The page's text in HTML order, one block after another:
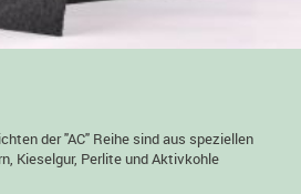
der "AC" Reihe sind aus speziellen
Kieselgur, Perlite und Aktivkohle